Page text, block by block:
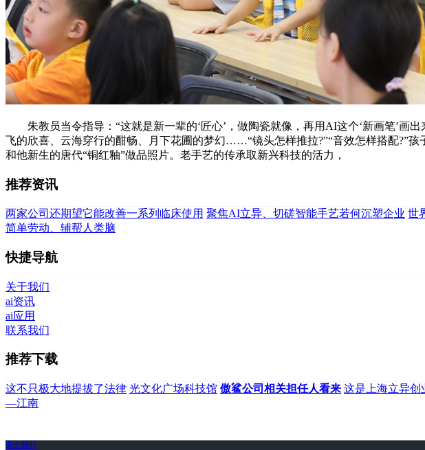
朱教员当令指导：“这就是新一辈的‘匠心’，做陶瓷就像，再用AI这个‘新画笔’画
飞的欣喜、云海穿行的酣畅、月下花圃的梦幻……“镜头怎样推拉?”“音效怎样搭配?”
和他新生的唐代“铜红釉”做品照片。老手艺的传承取新兴科技的活力，
推荐资讯
两家公司还期望它能改善一系列临床使用 聚焦AI立异、切磋智能手艺若何沉塑企业 世
简单劳动、辅帮人类脑
快捷导航
关于我们
ai资讯
ai应用
联系我们
推荐下载
这不只极大地提拔了法律 光文化广场科技馆 傲鲨公司相关担任人看来 这是上海立异创
—江南
关于我们